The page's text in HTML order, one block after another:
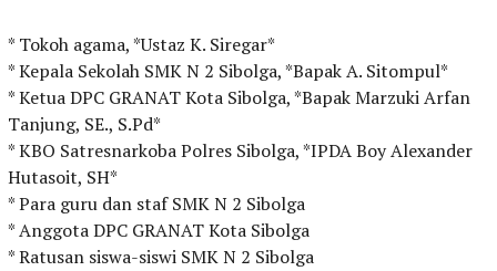
* Tokoh agama, *Ustaz K. Siregar*
* Kepala Sekolah SMK N 2 Sibolga, *Bapak A. Sitompul*
* Ketua DPC GRANAT Kota Sibolga, *Bapak Marzuki Arfan
Tanjung, SE., S.Pd*
* KBO Satresnarkoba Polres Sibolga, *IPDA Boy Alexander
Hutasoit, SH*
* Para guru dan staf SMK N 2 Sibolga
* Anggota DPC GRANAT Kota Sibolga
* Ratusan siswa-siswi SMK N 2 Sibolga